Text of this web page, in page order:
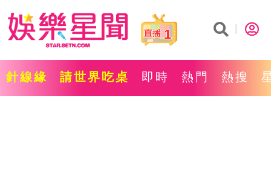
1
針線緣 請世界吃桌 即時 熱門 熱搜